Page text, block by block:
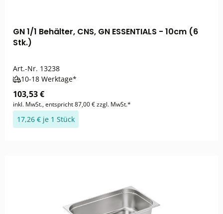
GN 1/1 Behälter, CNS, GN ESSENTIALS - 10cm (6
Stk.)
Art.-Nr. 13238
10-18 Werktage*
103,53 €
inkl. MwSt., entspricht 87,00 € zzgl. MwSt.*
17,26 € je 1 Stück